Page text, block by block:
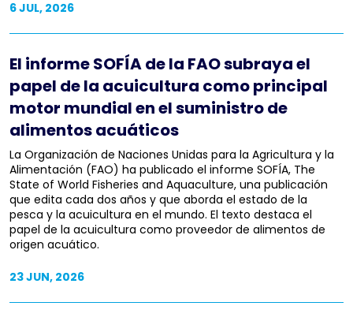
6 JUL, 2026
El informe SOFÍA de la FAO subraya el
papel de la acuicultura como principal
motor mundial en el suministro de
alimentos acuáticos
La Organización de Naciones Unidas para la Agricultura y la
Alimentación (FAO) ha publicado el informe SOFÍA, The
State of World Fisheries and Aquaculture, una publicación
que edita cada dos años y que aborda el estado de la
pesca y la acuicultura en el mundo. El texto destaca el
papel de la acuicultura como proveedor de alimentos de
origen acuático.
23 JUN, 2026